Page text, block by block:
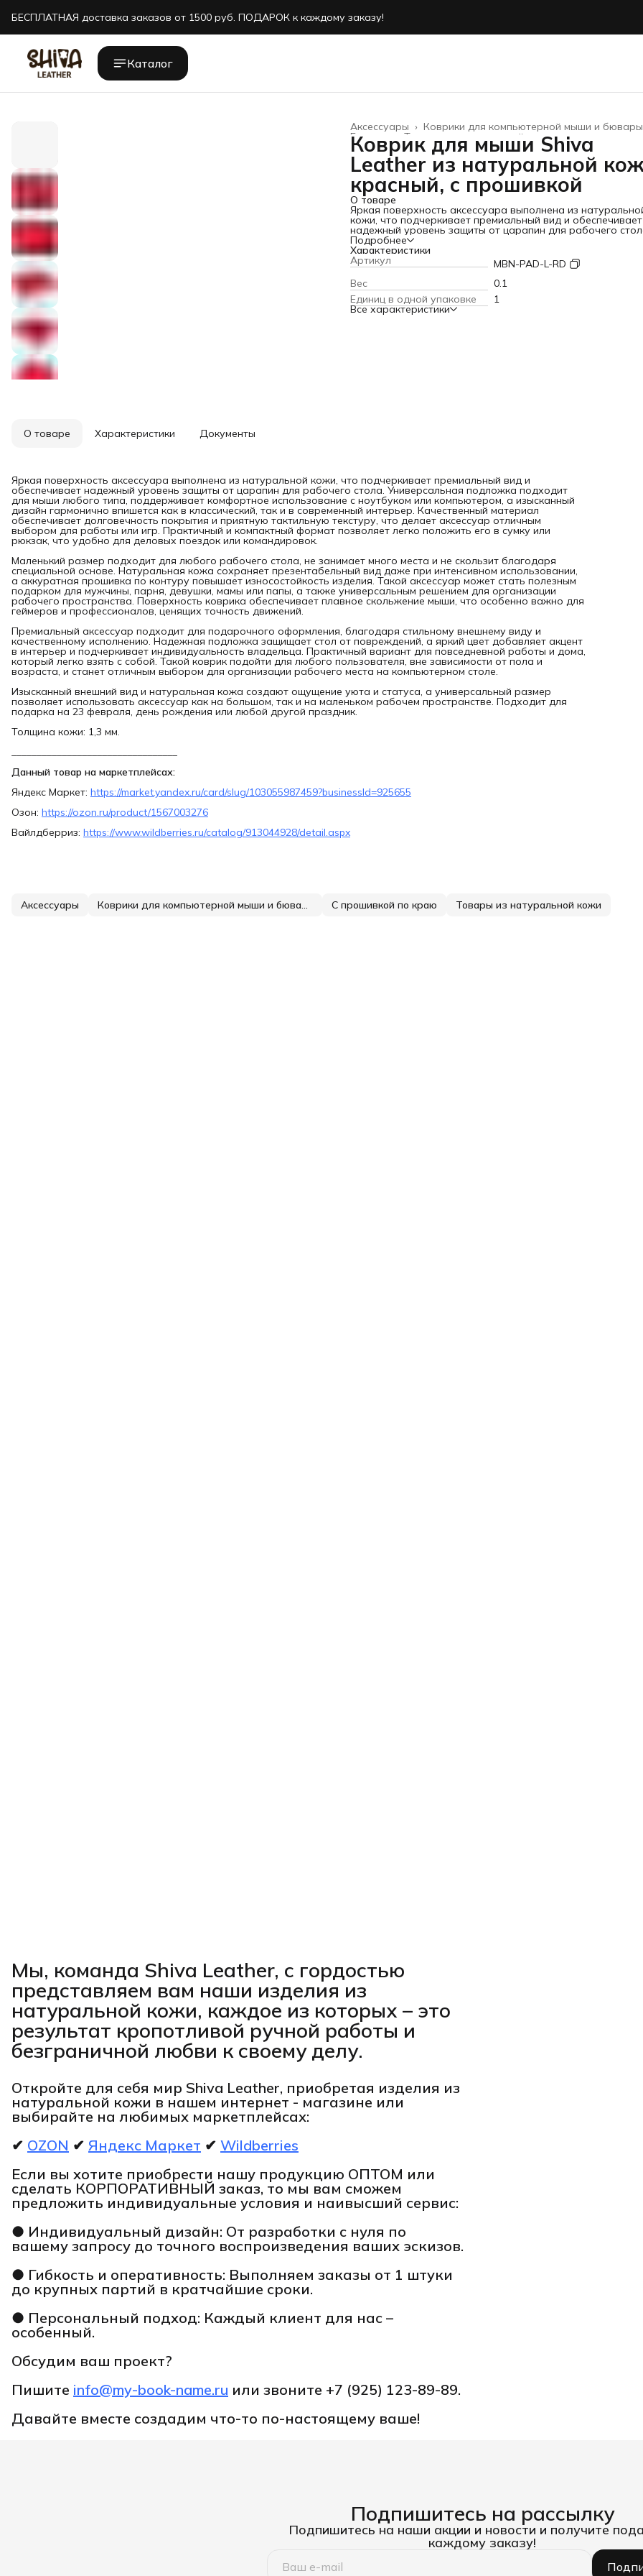
БЕСПЛАТНАЯ доставка заказов от 1500 руб. ПОДАРОК к каждому заказу!
БЕСПЛАТНАЯ доставка заказов от 1500 руб. ПОДАРОК к каждому заказу!
Каталог
Коврики для компьютерной мыши и бювары
Аксессуары ›
Товары из натуральной кожи
Главная
Коврик для мыши Shiva
Leather из натуральной
красный, с прошивкой
О товаре
Яркая поверхность аксессуара выполнена из
кожи, что подчеркивает премиальный вид и обеспечивает
надежный уровень защиты от царапин для рабочего
Универсальная подложка подходит для мыши любого типа,
поддерживает комфортное использование с ноутбуком
компьютером, а изысканный дизайн гармонично впишется
в классический, так и в современный интерьер.
материал обеспечивает долговечность покрытия и
тактильную текстуру, что делает аксессуар отличным
выбором для работы или игр. Практичный и компактный
формат позволяет легко положить его в сумку или рюкзак,
владельца. Практичный вариант для повседневной
дома, который легко взять с собой. Такой коврик подойти
любого пользователя, вне зависимости от пола и
станет отличным выбором для организации рабочего
на компьютерном столе.Изысканный внешний вид и
натуральная кожа создают ощущение уюта и статуса, а
Подходит для подарка на 23 февраля, день рождения или
любой другой праздник.Толщина кожи: 1,3 мм.
_________________________________
Данный товар на маркетплейсах:
Яндекс Маркет:https://market.yandex.ru/card/slug/
Вайлдберриз:
https://www.wildberries.ru/catalog/913044928/detail.aspx
Подробнее
Характеристики
Артикул
MBN-PAD-L-RD
Вес
0.1
Единиц в одной упаковке
1
Все характеристики
О товаре Характеристики Документы
Яркая поверхность аксессуара выполнена из натуральной кожи, что подчеркивает премиальный вид и
обеспечивает надежный уровень защиты от царапин для рабочего стола. Универсальная подложка подходит
для мыши любого типа, поддерживает комфортное использование с ноутбуком или компьютером, а изысканный
дизайн гармонично впишется как в классический, так и в современный интерьер. Качественный материал
обеспечивает долговечность покрытия и приятную тактильную текстуру, что делает аксессуар отличным
выбором для работы или игр. Практичный и компактный формат позволяет легко положить его в сумку или
рюкзак, что удобно для деловых поездок или командировок.
Маленький размер подходит для любого рабочего стола, не занимает много места и не скользит благодаря
специальной основе. Натуральная кожа сохраняет презентабельный вид даже при интенсивном использовании,
а аккуратная прошивка по контуру повышает износостойкость изделия. Такой аксессуар может стать полезным
подарком для мужчины, парня, девушки, мамы или папы, а также универсальным решением для организации
рабочего пространства. Поверхность коврика обеспечивает плавное скольжение мыши, что особенно важно для
геймеров и профессионалов, ценящих точность движений.
Премиальный аксессуар подходит для подарочного оформления, благодаря стильному внешнему виду и
качественному исполнению. Надежная подложка защищает стол от повреждений, а яркий цвет добавляет акцент
в интерьер и подчеркивает индивидуальность владельца. Практичный вариант для повседневной работы и дома,
который легко взять с собой. Такой коврик подойти для любого пользователя, вне зависимости от пола и
возраста, и станет отличным выбором для организации рабочего места на компьютерном столе.
Изысканный внешний вид и натуральная кожа создают ощущение уюта и статуса, а универсальный размер
позволяет использовать аксессуар как на большом, так и на маленьком рабочем пространстве. Подходит для
подарка на 23 февраля, день рождения или любой другой праздник.
Толщина кожи: 1,3 мм.
Данный товар на маркетплейсах:
Яндекс Маркет: https://market.yandex.ru/card/slug/103055987459?businessId=925655
Озон: https://ozon.ru/product/1567003276
Вайлдберриз: https://www.wildberries.ru/catalog/913044928/detail.aspx
Аксессуары Коврики для компьютерной мыши и бювары С прошивкой по краю Товары из натуральной кожи
Мы, команда Shiva Leather, с гордостью
представляем вам наши изделия из
натуральной кожи, каждое из которых – это
результат кропотливой ручной работы и
безграничной любви к своему делу.
Откройте для себя мир Shiva Leather, приобретая изделия из
натуральной кожи в нашем интернет - магазине или
выбирайте на любимых маркетплейсах:
✔ OZON ✔ Яндекс Маркет ✔ Wildberries
Если вы хотите приобрести нашу продукцию ОПТОМ или
сделать КОРПОРАТИВНЫЙ заказ, то мы вам сможем
предложить индивидуальные условия и наивысший сервис:
● Индивидуальный дизайн: От разработки с нуля по
вашему запросу до точного воспроизведения ваших эскизов.
● Гибкость и оперативность: Выполняем заказы от 1 штуки
до крупных партий в кратчайшие сроки.
● Персональный подход: Каждый клиент для нас –
особенный.
Обсудим ваш проект?
Пишите info@my-book-name.ru или звоните +7 (925) 123-89-89.
Давайте вместе создадим что-то по-настоящему ваше!
Подпишитесь на рассылку
Подпишитесь на наши акции и новости и получите
каждому заказу!